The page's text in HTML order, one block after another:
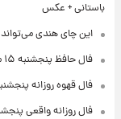
باستانی + عکس
این چای هندی
فال حافظ پنجشنبه ۱۵ مرداد ماه ۱۴۰۵
فال قهوه روزانه پنجشنبه ۱۵ مرداد ماه
فال روزانه واقعی پنجشنبه ۱۵